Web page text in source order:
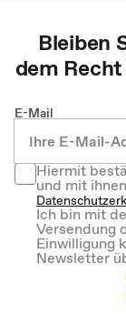
Bleiben
dem Recht
E-Mail
Hiermit
und mit
Ich bin mit
Versendung
Einwilligung
Newsletter